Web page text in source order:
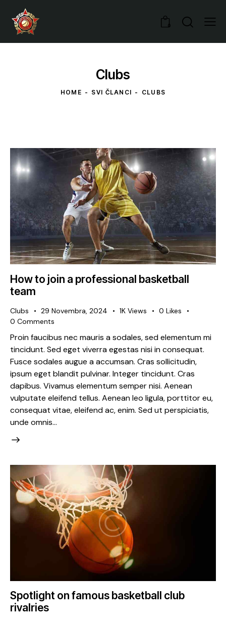
0
Clubs
HOME SVI ČLANCI CLUBS
How to join a professional basketball
team
Clubs 29 Novembra, 2024 1K Views 0 Likes
0 Comments
Proin faucibus nec mauris a sodales, sed elementum mi
tincidunt. Sed eget viverra egestas nisi in consequat.
Fusce sodales augue a accumsan. Cras sollicitudin,
ipsum eget blandit pulvinar. Integer tincidunt. Cras
dapibus. Vivamus elementum semper nisi. Aenean
vulputate eleifend tellus. Aenean leo ligula, porttitor eu,
consequat vitae, eleifend ac, enim. Sed ut perspiciatis,
unde omnis…
Spotlight on famous basketball club
rivalries